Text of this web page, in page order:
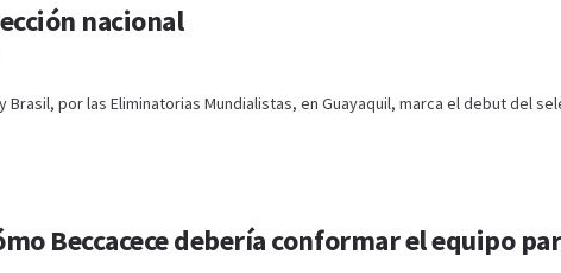
nacional
por las Eliminatorias Mundialistas, en Guayaquil, marca el debut del
Beccacece debería conformar el equipo